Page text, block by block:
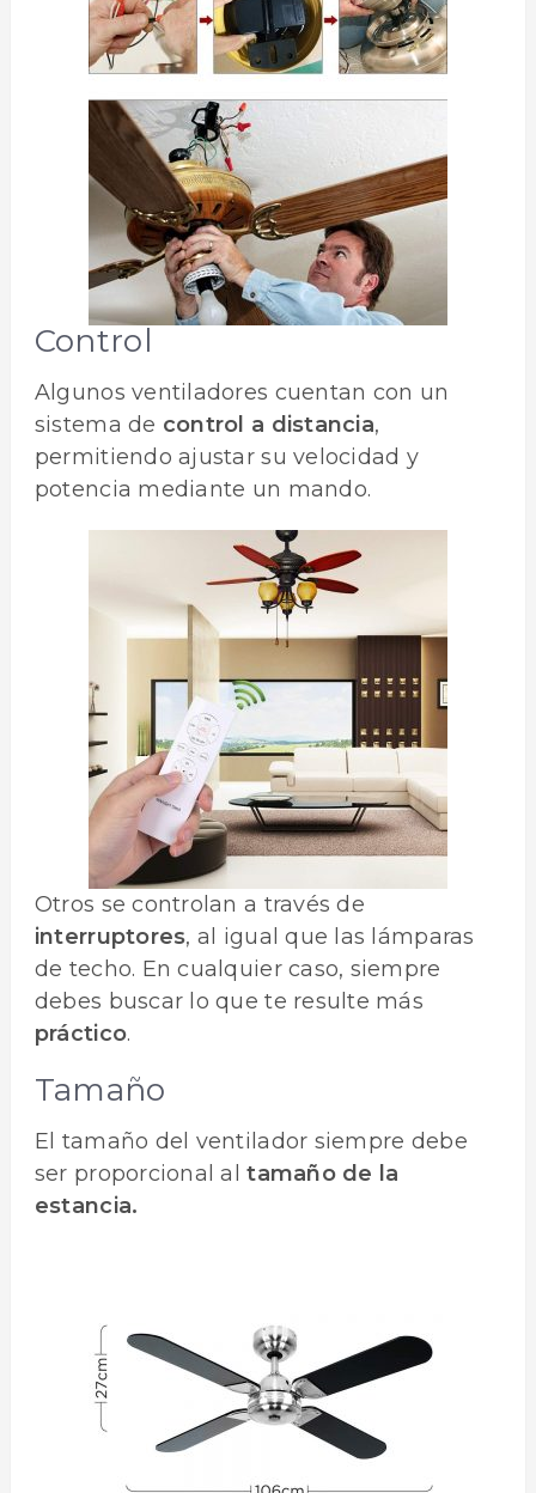
Control
Algunos ventiladores cuentan con un
sistema de control a distancia,
permitiendo ajustar su velocidad y
potencia mediante un mando.
Otros se controlan a través de
interruptores, al igual que las lámparas
de techo. En cualquier caso, siempre
debes buscar lo que te resulte más
práctico.
Tamaño
El tamaño del ventilador siempre debe
ser proporcional altamaño de la
estancia.